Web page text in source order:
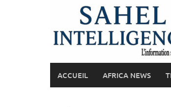
ACCUEIL AFRICA NEWS